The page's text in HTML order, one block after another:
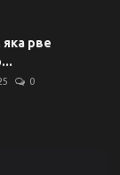
рве
0